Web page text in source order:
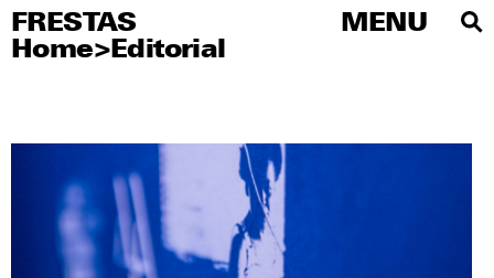
FRESTAS
Home>Editorial
MENU
FRESTAS
MENU
Artistas
Editorial
Educativo